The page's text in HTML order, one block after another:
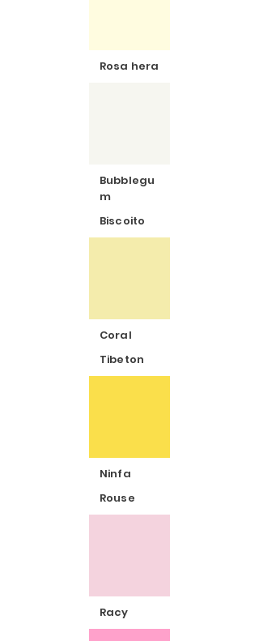
Rosa hera
Bubblegu
m
Biscoito
Coral
Tibeton
Ninfa
Rouse
Racy